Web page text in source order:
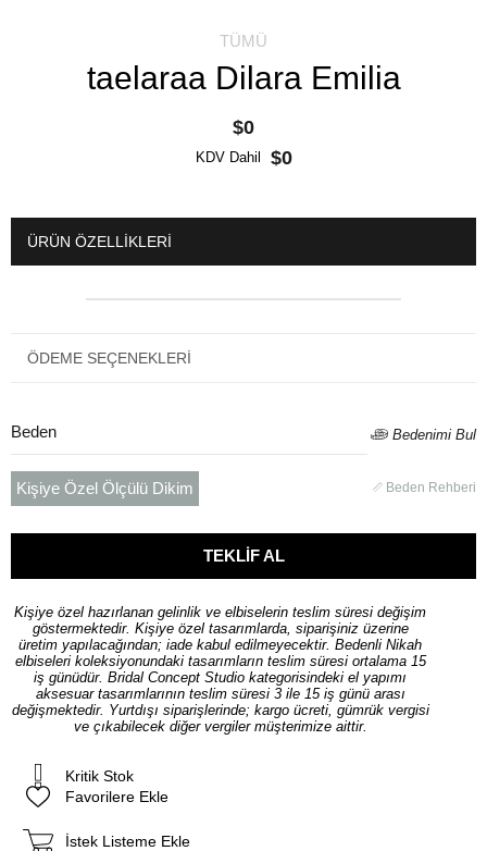
TÜMÜ
taelaraa Dilara Emilia
$0
KDV Dahil $0
ÜRÜN ÖZELLIKLERI
ÖDEME SEÇENEKLERI
Bedenimi Bul
Beden Rehberi
Beden
Kişiye Özel Ölçülü Dikim
Kişiye özel hazırlanan gelinlik ve elbiselerin teslim süresi değişim
göstermektedir. Kişiye özel tasarımlarda, siparişiniz üzerine
üretim yapılacağından; iade kabul edilmeyecektir. Bedenli Nikah
elbiseleri koleksiyonundaki tasarımların teslim süresi ortalama 15
iş günüdür. Bridal Concept Studio kategorisindeki el yapımı
aksesuar tasarımlarının teslim süresi 3 ile 15 iş günü arası
değişmektedir. Yurtdışı siparişlerinde; kargo ücreti, gümrük vergisi
ve çıkabilecek diğer vergiler müşterimize aittir.
Kritik Stok
Favorilere Ekle
İstek Listeme Ekle